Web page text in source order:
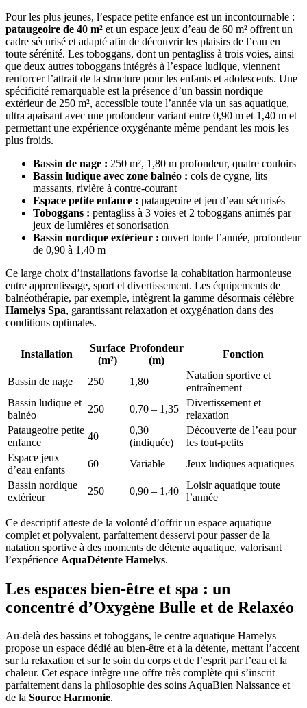
Pour les plus jeunes, l’espace petite enfance est un incontournable :
pataugeoire de 40 m² et un espace jeux d’eau de 60 m² offrent un
cadre sécurisé et adapté afin de découvrir les plaisirs de l’eau en
toute sérénité. Les toboggans, dont un pentagliss à trois voies, ainsi
que deux autres toboggans intégrés à l’espace ludique, viennent
renforcer l’attrait de la structure pour les enfants et adolescents. Une
spécificité remarquable est la présence d’un bassin nordique
extérieur de 250 m², accessible toute l’année via un sas aquatique,
ultra apaisant avec une profondeur variant entre 0,90 m et 1,40 m et
permettant une expérience oxygénante même pendant les mois les
plus froids.
Bassin de nage : 250 m², 1,80 m profondeur, quatre couloirs
Bassin ludique avec zone balnéo : cols de cygne, lits
massants, rivière à contre-courant
Espace petite enfance : pataugeoire et jeu d’eau sécurisés
Toboggans : pentagliss à 3 voies et 2 toboggans animés par
jeux de lumières et sonorisation
Bassin nordique extérieur : ouvert toute l’année, profondeur
de 0,90 à 1,40 m
Ce large choix d’installations favorise la cohabitation harmonieuse
entre apprentissage, sport et divertissement. Les équipements de
balnéothérapie, par exemple, intègrent la gamme désormais célèbre
Hamelys Spa, garantissant relaxation et oxygénation dans des
conditions optimales.
Installation
Surface
(m²)
Profondeur
(m)
Fonction
Bassin de nage 250 1,80
Natation sportive et
entraînement
Bassin ludique et
balnéo
250 0,70 – 1,35
Divertissement et
relaxation
Pataugeoire petite
enfance
40
0,30
(indiquée)
Découverte de l’eau pour
les tout-petits
Espace jeux
d’eau enfants
60 Variable
Jeux ludiques aquatiques
Bassin nordique
extérieur
250 0,90 – 1,40
Loisir aquatique toute
l’année
Ce descriptif atteste de la volonté d’offrir un espace aquatique
complet et polyvalent, parfaitement desservi pour passer de la
natation sportive à des moments de détente aquatique, valorisant
l’expérience AquaDétente Hamelys.
Les espaces bien-être et spa : un
concentré d’Oxygène Bulle et de Relaxéo
Au-delà des bassins et toboggans, le centre aquatique Hamelys
propose un espace dédié au bien-être et à la détente, mettant l’accent
sur la relaxation et sur le soin du corps et de l’esprit par l’eau et la
chaleur. Cet espace intègre une offre très complète qui s’inscrit
parfaitement dans la philosophie des soins AquaBien Naissance et
de la Source Harmonie.